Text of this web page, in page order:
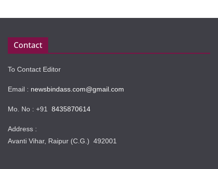
Contact
To Contact Editor
Email : newsbindass.com@gmail.com
Mo. No : +91 8435870614
Address :
Avanti Vihar, Raipur (C.G.) 492001